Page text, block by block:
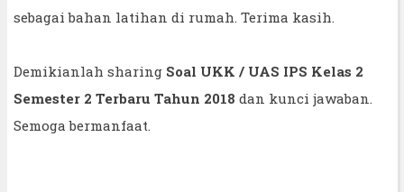
sebagai bahan latihan di rumah. Terima kasih.
Demikianlah sharing Soal UKK / UAS IPS Kelas 2
Semester 2 Terbaru Tahun 2018 dan kunci jawaban.
Semoga bermanfaat.